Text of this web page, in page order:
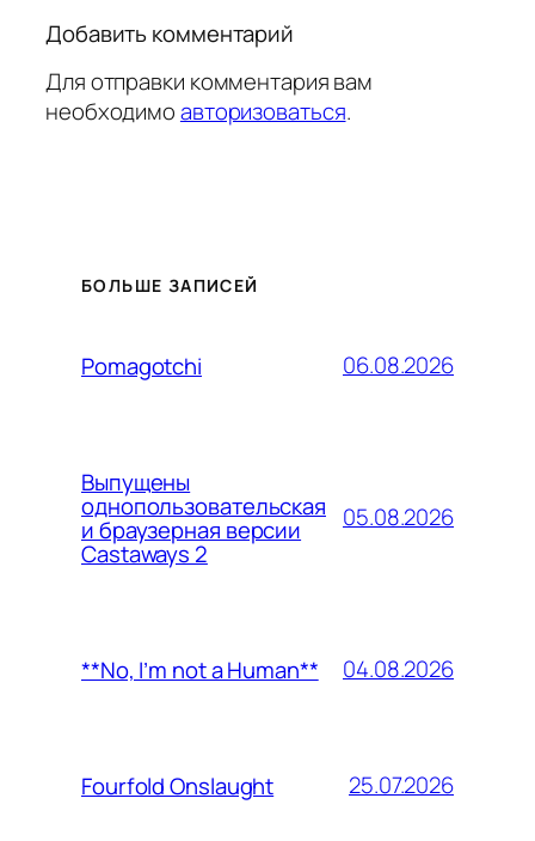
Добавить комментарий
Для отправки комментария вам
необходимоавторизоваться.
БОЛЬШЕ ЗАПИСЕЙ
Pomagotchi 06.08.2026
Выпущены
однопользовательская
и браузерная версии
Castaways 2
05.08.2026
**No, I’m not a Human** 04.08.2026
Fourfold Onslaught 25.07.2026